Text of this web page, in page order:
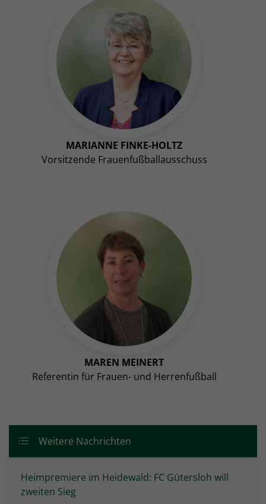
MARIANNE FINKE-HOLTZ
Vorsitzende Frauenfußballausschuss
MAREN MEINERT
Referentin für Frauen- und Herrenfußball
Weitere Nachrichten
Heimpremiere im Heidewald: FC Gütersloh will
zweiten Sieg